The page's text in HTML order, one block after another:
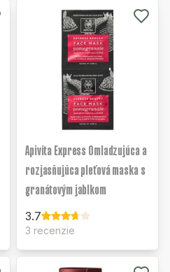
Apivita Express Omladzujúca a
rozjasňujúca pleťová maska s
granátovým jablkom
3.7
3 recenzie